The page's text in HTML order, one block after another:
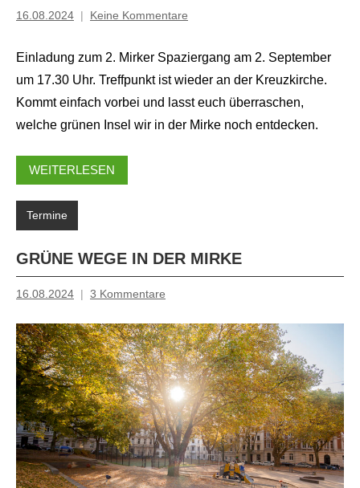
16.08.2024
Inge
Keine Kommentare
Einladung zum 2. Mirker Spaziergang am 2. September
um 17.30 Uhr. Treffpunkt ist wieder an der Kreuzkirche.
Kommt einfach vorbei und lasst euch überraschen,
welche grünen Insel wir in der Mirke noch entdecken.
WEITERLESEN
Termine
GRÜNE WEGE IN DER MIRKE
16.08.2024
Inge
Grau
3 Kommentare